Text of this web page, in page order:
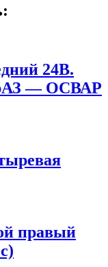
24В.
— ОСВАР
правый